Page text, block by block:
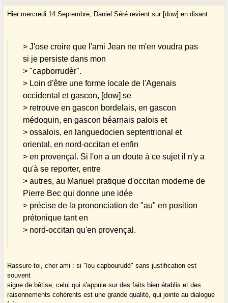
Hier mercredi 14 Septembre, Daniel Séré revient sur [dow] en disant :
> J'ose croire que l'ami Jean ne m'en voudra pas
si je persiste dans mon
> "capborrudèr".
> Loin d'être une forme locale de l'Agenais
occidental et gascon, [dow] se
> retrouve en gascon bordelais, en gascon
médoquin, en gascon béarnais palois et
> ossalois, en languedocien septentrional et
oriental, en nord-occitan et enfin
> en provençal. Si l'on a un doute à ce sujet il n'y a
qu'à se reporter, entre
> autres, au Manuel pratique d'occitan moderne de
Pierre Bec qui donne une idée
> précise de la prononciation de "au" en position
prétonique tant en
> nord-occitan qu'en provençal.
Rassure-toi, cher ami : si "lou capbourudè" sans justification est
souvent
signe de bêtise, celui qui s'appuie sur des faits bien établis et des
raisonnements cohérents est une grande qualité, qui jointe au dialogue